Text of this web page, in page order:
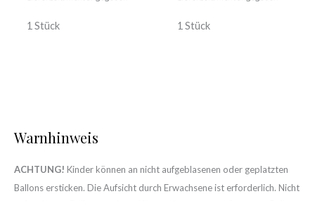
1 Stück 1 Stück
Warnhinweis
ACHTUNG! Kinder können an nicht aufgeblasenen oder geplatzten
Ballons ersticken. Die Aufsicht durch Erwachsene ist erforderlich. Nicht